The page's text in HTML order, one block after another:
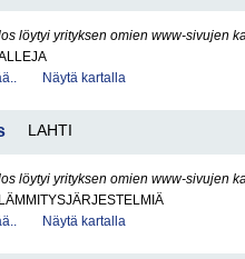
löytyi yrityksen omien www-sivujen
Näytä kartalla
LAHTI
löytyi yrityksen omien www-sivujen
Näytä kartalla